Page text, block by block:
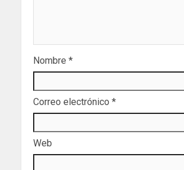
Nombre *
Correo electrónico *
Web